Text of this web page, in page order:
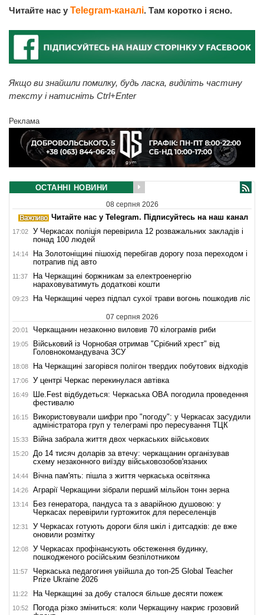
Читайте нас у Telegram-каналі. Там коротко і ясно.
Якщо ви знайшли помилку, будь ласка, виділіть частину
тексту і натисніть Ctrl+Enter
Реклама
ОСТАННІ НОВИНИ
08 серпня 2026
Читайте нас у Telegram. Підписуйтесь на наш канал
17:02
У Черкасах поліція перевірила 12 розважальних закладів і
понад 100 людей
14:14
На Золотоніщині пішохід перебігав дорогу поза переходом і
потрапив під авто
11:37
На Черкащині боржникам за електроенергію
нараховуватимуть додаткові кошти
09:23 На Черкащині через підпал сухої трави вогонь пошкодив ліс
07 серпня 2026
20:01 Черкащанин незаконно виловив 70 кілограмів риби
19:05
Військовий із Чорнобая отримав "Срібний хрест" від
Головнокомандувача ЗСУ
18:08 На Черкащині загорівся полігон твердих побутових відходів
17:06 У центрі Черкас перекинулася автівка
16:49
Ше.Fest відбудеться: Черкаська ОВА погодила проведення
фестивалю
16:15
Використовували шифри про "погоду": у Черкасах засудили
адміністратора груп у телеграмі про пересування ТЦК
15:33 Війна забрала життя двох черкаських військових
15:20
До 14 тисяч доларів за втечу: черкащанин організував
схему незаконного виїзду військовозобов'язаних
14:44 Вічна пам'ять: пішла з життя черкаська освітянка
14:26 Аграрії Черкащини зібрали перший мільйон тонн зерна
13:14
Без генератора, пандуса та з аварійною душовою: у
Черкасах перевірили гуртожиток для переселенців
12:31
У Черкасах готують дороги біля шкіл і дитсадків: де вже
оновили розмітку
12:08
У Черкасах профінансують обстеження будинку,
пошкодженого російським безпілотником
11:57
Черкаська педагогиня увійшла до топ-25 Global Teacher
Prize Ukraine 2026
11:22 На Черкащині за добу сталося більше десяти пожеж
10:52
Погода різко зміниться: коли Черкащину накриє грозовий